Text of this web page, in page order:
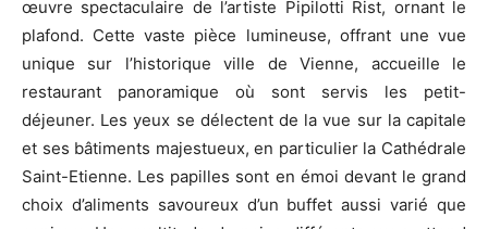
œuvre spectaculaire de l’artiste Pipilotti Rist, ornant le
plafond. Cette vaste pièce lumineuse, offrant une vue
unique sur l’historique ville de Vienne, accueille le
restaurant panoramique où sont servis les petit-
déjeuner. Les yeux se délectent de la vue sur la capitale
et ses bâtiments majestueux, en particulier la Cathédrale
Saint-Etienne. Les papilles sont en émoi devant le grand
choix d’aliments savoureux d’un buffet aussi varié que